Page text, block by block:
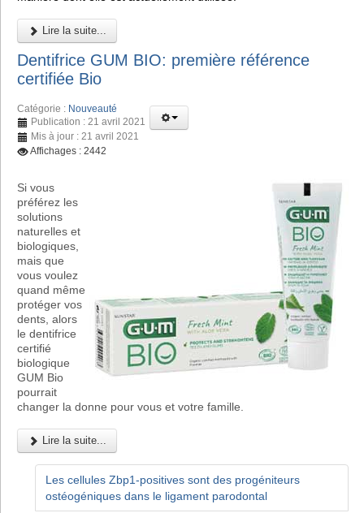
Lire la suite...
Dentifrice GUM BIO: première référence
certifiée Bio
Catégorie : Nouveauté
Publication : 21 avril 2021
Mis à jour : 21 avril 2021
Affichages : 2442
Si vous
préférez les
solutions
naturelles et
biologiques,
mais que
vous voulez
quand même
protéger vos
dents, alors
le dentifrice
certifié
biologique
GUM Bio
pourrait
changer la donne pour vous et votre famille.
Lire la suite...
Les cellules Zbp1-positives sont des progéniteurs
ostéogéniques dans le ligament parodontal